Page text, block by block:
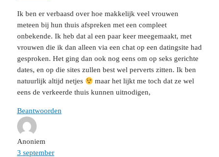
Ik ben er verbaasd over hoe makkelijk veel vrouwen
meteen bij hun thuis afspreken met een compleet
onbekende. Ik heb dat al een paar keer meegemaakt, met
vrouwen die ik dan alleen via een chat op een datingsite had
gesproken. Het ging dan ook nog eens om op seks gerichte
dates, en op die sites zullen best wel perverts zitten. Ik ben
natuurlijk altijd netjes
maar het lijkt me toch dat ze wel
eens de verkeerde thuis kunnen uitnodigen,
Beantwoorden
Anoniem
3 september